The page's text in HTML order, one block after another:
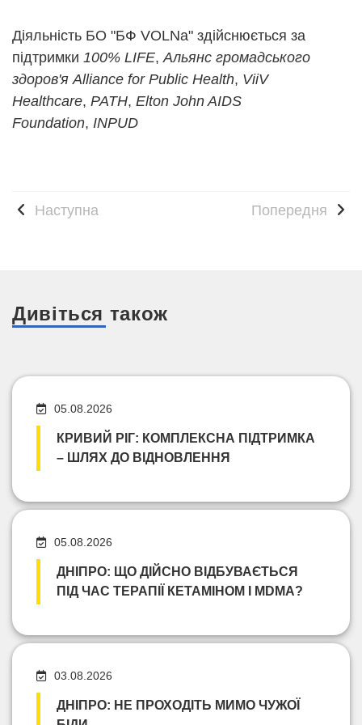
Діяльність БО "БФ VOLNa" здійснюється за
підтримки 100% LIFE, Альянс громадського
здоров'я Alliance for Public Health, ViiV
Healthcare, PATH, Elton John AIDS
Foundation, INPUD
Наступна Попередня
Дивіться також
05.08.2026
КРИВИЙ РІГ: КОМПЛЕКСНА ПІДТРИМКА
– ШЛЯХ ДО ВІДНОВЛЕННЯ
05.08.2026
ДНІПРО: ЩО ДІЙСНО ВІДБУВАЄТЬСЯ
ПІД ЧАС ТЕРАПІЇ КЕТАМІНОМ І MDMA?
03.08.2026
ДНІПРО: НЕ ПРОХОДІТЬ МИМО ЧУЖОЇ